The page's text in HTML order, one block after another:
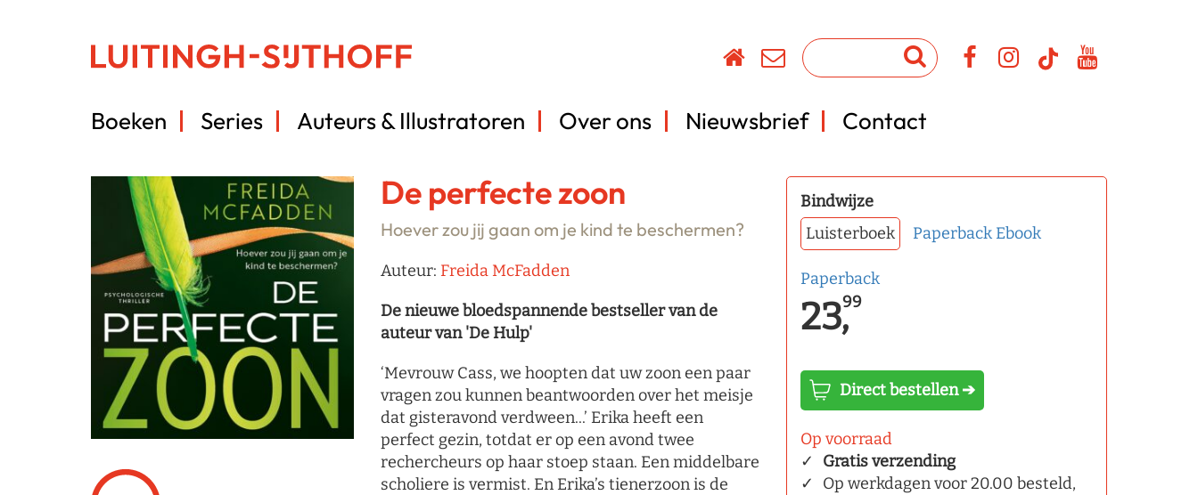
Boeken Series Auteurs & Illustratoren Over ons Nieuwsbrief Contact
De perfecte zoon
Hoever zou jij gaan om je kind te beschermen?
Auteur: Freida McFadden
De nieuwe bloedspannende bestseller van de
auteur van 'De Hulp'
‘Mevrouw Cass, we hoopten dat uw zoon een paar
vragen zou kunnen beantwoorden over het meisje
dat gisteravond verdween...’ Erika heeft een
perfect gezin, totdat er op een avond twee
rechercheurs op haar stoep staan. Een middelbare
scholiere is vermist. En Erika’s tienerzoon is de
Bindwijze
Luisterboek
Paperback Ebook
Paperback
23,99
Direct bestellen ➔
Op voorraad
Gratis verzending
Op werkdagen voor 20.00 besteld,